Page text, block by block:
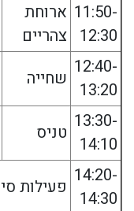
11:50-
12:30
ארוחת
צהריים
12:40-
13:20
שחייה
13:30-
14:10
טניס
14:20-
14:30
פעילות